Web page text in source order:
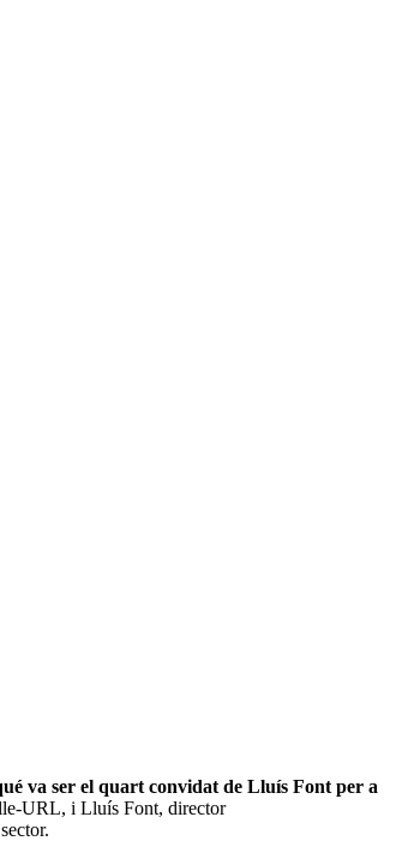
va ser el quart convidat de Lluís Font per a
URL, i Lluís Font, director